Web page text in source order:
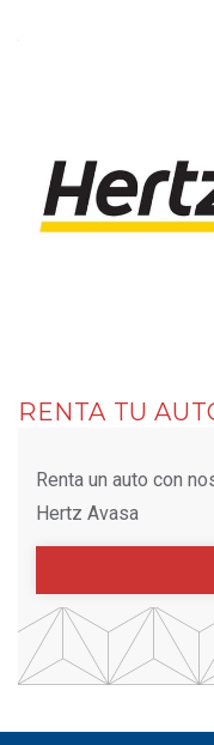
RENTA TU
Renta un auto con
Hertz Avasa